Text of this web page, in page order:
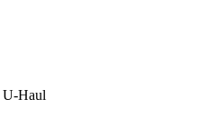
U-Haul